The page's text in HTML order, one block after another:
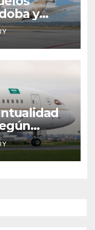
y